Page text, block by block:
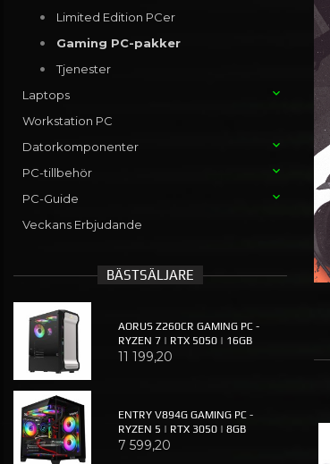
Limited Edition PCer
Gaming PC-pakker
Tjenester
Laptops
Workstation PC
Datorkomponenter
PC-tillbehör
PC-Guide
Veckans Erbjudande
BÄSTSÄLJARE
AORUS Z260CR GAMING PC -
RYZEN 7 | RTX 5050 | 16GB
11 199,20
ENTRY V894G GAMING PC -
RYZEN 5 | RTX 3050 | 8GB
7 599,20